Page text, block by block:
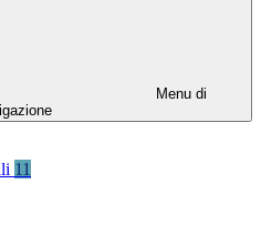
Menu di
11